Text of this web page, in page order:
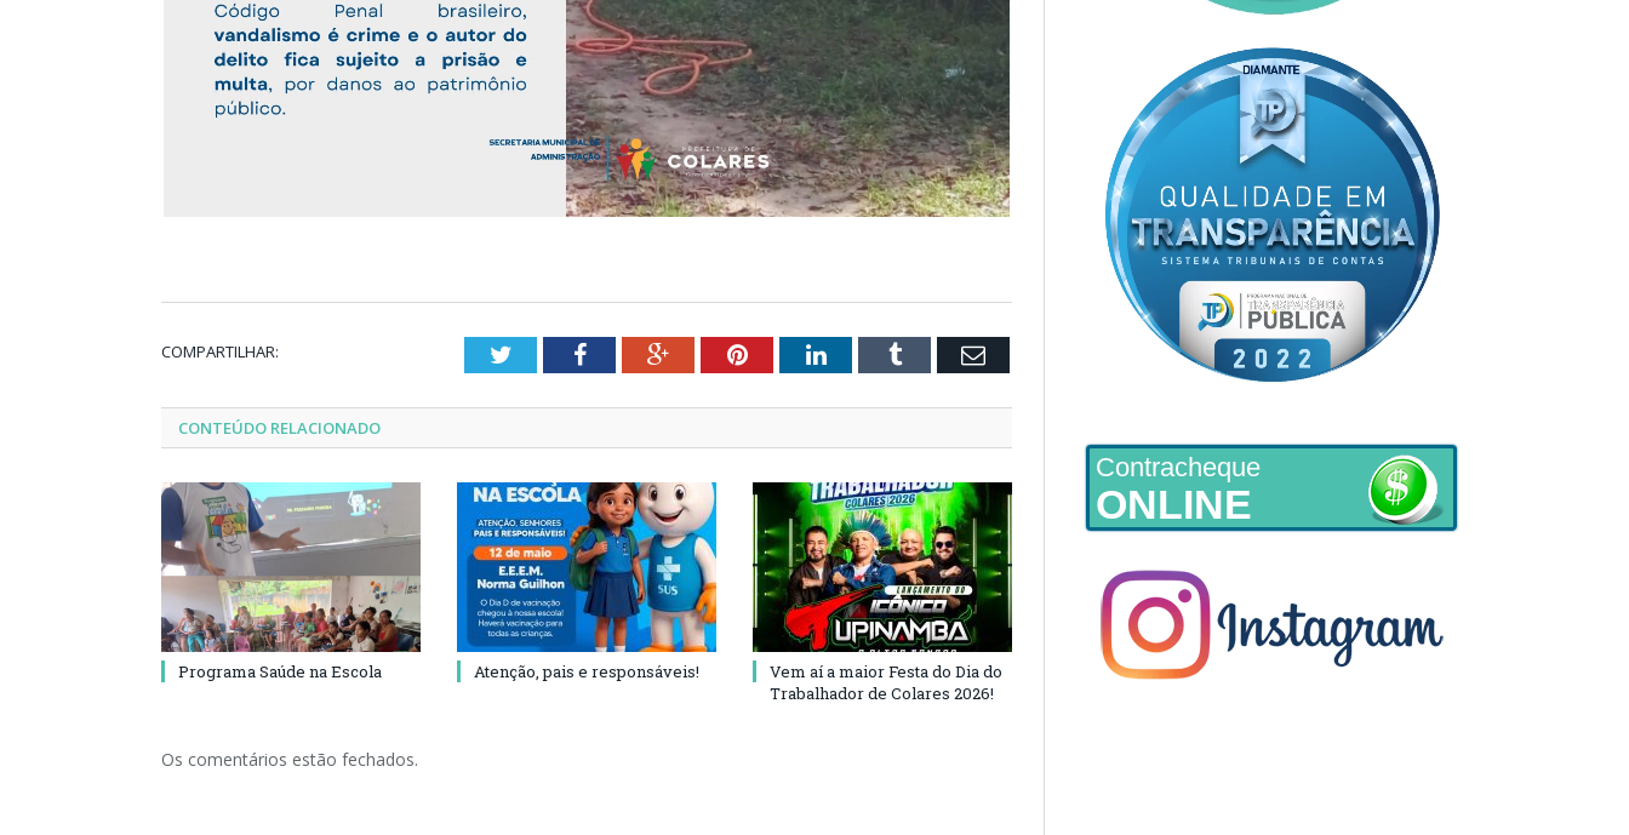
COMPARTILHAR: TwitterFacebookGoogle+PinterestLinkedInTumblr Email
CONTEÚDO RELACIONADO
Programa Saúde na Escola Atenção, pais e responsáveis!
Vem aí a maior Festa do Dia do
Trabalhador de Colares 2026!
Os comentários estão fechados.
Contracheque
ONLINE